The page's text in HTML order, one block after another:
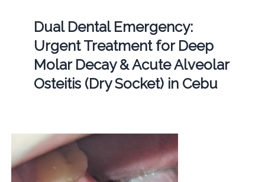
Dual Dental Emergency:
Urgent Treatment for Deep
Molar Decay & Acute Alveolar
Osteitis (Dry Socket) in Cebu